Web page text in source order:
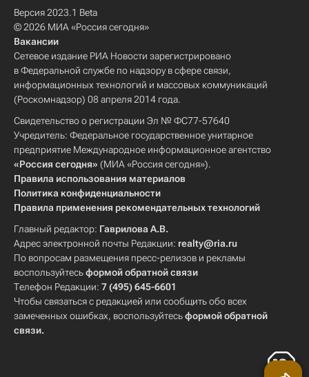
Версия 2023.1 Beta
© 2026 МИА «Россия сегодня»
Вакансии
Сетевое издание РИА Новости зарегистрировано
в Федеральной службе по надзору в сфере связи,
информационных технологий и массовых коммуникаций
(Роскомнадзор) 08 апреля 2014 года.
Свидетельство о регистрации Эл № ФС77-57640
Учредитель: Федеральное государственное унитарное
предприятие Международное информационное агентство
«Россия сегодня» (МИА «Россия сегодня»).
Правила использования материалов
Политика конфиденциальности
Правила применения рекомендательных технологий
Главный редактор: Гаврилова А.В.
Адрес электронной почты Редакции: realty@ria.ru
По вопросам размещения пресс-релизов и рекламы
воспользуйтесьформой обратной связи
Телефон Редакции: 7 (495) 645-6601
Чтобы связаться с редакцией или сообщить обо всех
замеченных ошибках, воспользуйтесьформой обратной
связи.